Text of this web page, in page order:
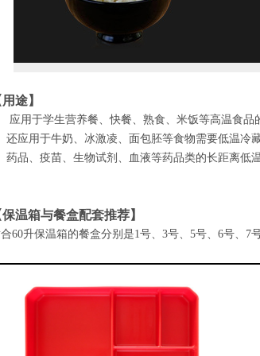
途】
应用于学生营养餐、快餐、熟食、米饭等高温食品
还应用于牛奶、冰激凌、面包胚等食物需要低温冷
药品、疫苗、生物试剂、血液等药品类的长距离低温
温箱与餐盒配套推荐】
60升保温箱的餐盒分别是1号、3号、5号、6号、7